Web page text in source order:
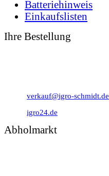
Batteriehinweis
Einkaufslisten
Ihre Bestellung
verkauf@igro-schmidt.de
igro24.de
Abholmarkt